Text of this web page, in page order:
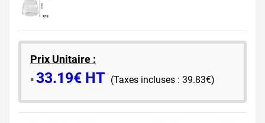
Prix Unitaire :
​▪️​33.19€ HT (Taxes incluses : 39.83€)